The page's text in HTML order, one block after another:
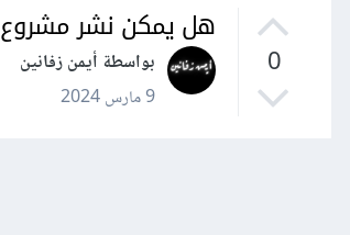
0
هل يمكن نشر مشروع NodeJS بشكل مجاني على heroku؟
بواسطة أيمن زفانين
9 مارس 2024